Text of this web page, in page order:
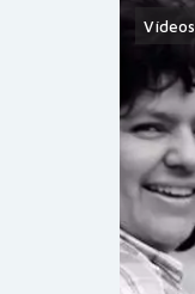
Vídeos